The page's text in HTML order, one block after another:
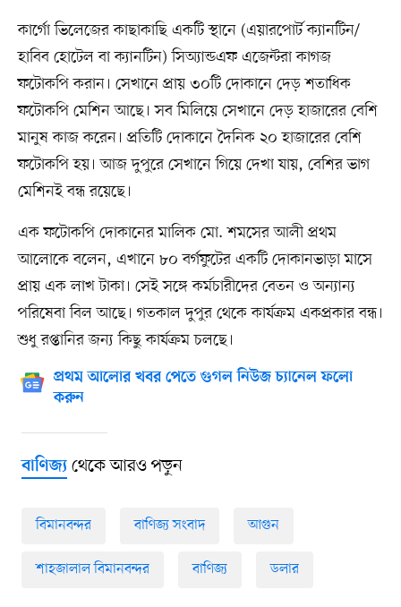
কার্গো ভিলেজের কাছাকাছি একটি স্থানে (এয়ারপোর্ট ক্যানটিন/
হাবিব হোটেল বা ক্যানটিন) সিঅ্যান্ডএফ এজেন্টরা কাগজ
ফটোকপি করান। সেখানে প্রায় ৩০টি দোকানে দেড় শতাধিক
ফটোকপি মেশিন আছে। সব মিলিয়ে সেখানে দেড় হাজারের বেশি
মানুষ কাজ করেন। প্রতিটি দোকানে দৈনিক ২০ হাজারের বেশি
ফটোকপি হয়। আজ দুপুরে সেখানে গিয়ে দেখা যায়, বেশির ভাগ
মেশিনই বন্ধ রয়েছে।
এক ফটোকপি দোকানের মালিক মো. শমসের আলী প্রথম
আলোকে বলেন, এখানে ৮০ বর্গফুটের একটি দোকানভাড়া মাসে
প্রায় এক লাখ টাকা। সেই সঙ্গে কর্মচারীদের বেতন ও অন্যান্য
পরিষেবা বিল আছে। গতকাল দুপুর থেকে কার্যক্রম একপ্রকার বন্ধ।
শুধু রপ্তানির জন্য কিছু কার্যক্রম চলছে।
প্রথম আলোর খবর পেতে গুগল নিউজ চ্যানেল ফলো
করুন
বাণিজ্যথেকে আরও পড়ুন
বিমানবন্দর বাণিজ্য সংবাদ আগুন
শাহজালাল বিমানবন্দর বাণিজ্য ডলার